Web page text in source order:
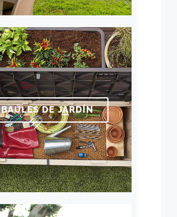
BAÚLES DE JARDÍN